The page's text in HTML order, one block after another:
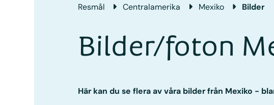
Resmål Central­amerika Mexiko Bilder
Bilder/foton
Här kan du se flera av våra bilder från Mexiko -